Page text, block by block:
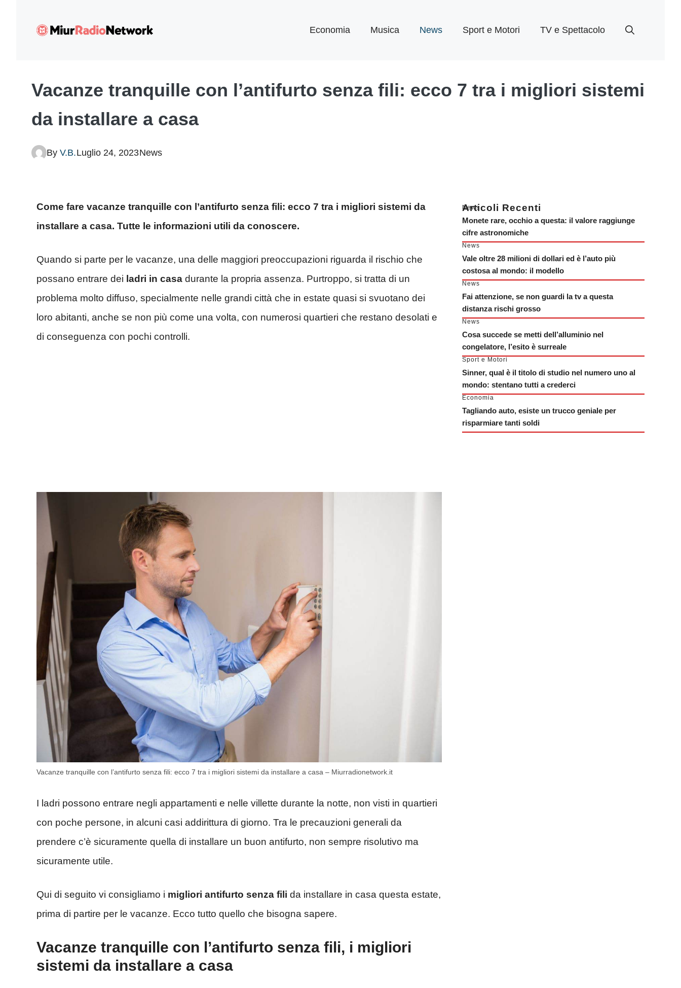
Economia Musica News Sport e Motori TV e Spettacolo
Vacanze tranquille con l’antifurto senza fili: ecco 7 tra i migliori sistemi
da installare a casa
By V.B.Luglio 24, 2023News
Come fare vacanze tranquille con l’antifurto senza fili: ecco 7 tra i migliori sistemi da
installare a casa. Tutte le informazioni utili da conoscere.
Quando si parte per le vacanze, una delle maggiori preoccupazioni riguarda il rischio che
possano entrare dei ladri in casa durante la propria assenza. Purtroppo, si tratta di un
problema molto diffuso, specialmente nelle grandi città che in estate quasi si svuotano dei
loro abitanti, anche se non più come una volta, con numerosi quartieri che restano desolati e
di conseguenza con pochi controlli.
Vacanze tranquille con l’antifurto senza fili: ecco 7 tra i migliori sistemi da installare a casa – Miurradionetwork.it
I ladri possono entrare negli appartamenti e nelle villette durante la notte, non visti in quartieri
con poche persone, in alcuni casi addirittura di giorno. Tra le precauzioni generali da
prendere c’è sicuramente quella di installare un buon antifurto, non sempre risolutivo ma
sicuramente utile.
Qui di seguito vi consigliamo i migliori antifurto senza fili da installare in casa questa estate,
prima di partire per le vacanze. Ecco tutto quello che bisogna sapere.
Vacanze tranquille con l’antifurto senza fili, i migliori
sistemi da installare a casa
Articoli Recenti
News
Monete rare, occhio a questa: il valore raggiunge
cifre astronomiche
News
Vale oltre 28 milioni di dollari ed è l’auto più
costosa al mondo: il modello
News
Fai attenzione, se non guardi la tv a questa
distanza rischi grosso
News
Cosa succede se metti dell’alluminio nel
congelatore, l’esito è surreale
Sport e Motori
Sinner, qual è il titolo di studio nel numero uno al
mondo: stentano tutti a crederci
Economia
Tagliando auto, esiste un trucco geniale per
risparmiare tanti soldi